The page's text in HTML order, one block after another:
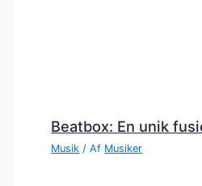
Beatbox: En unik
Musik / Af Musiker